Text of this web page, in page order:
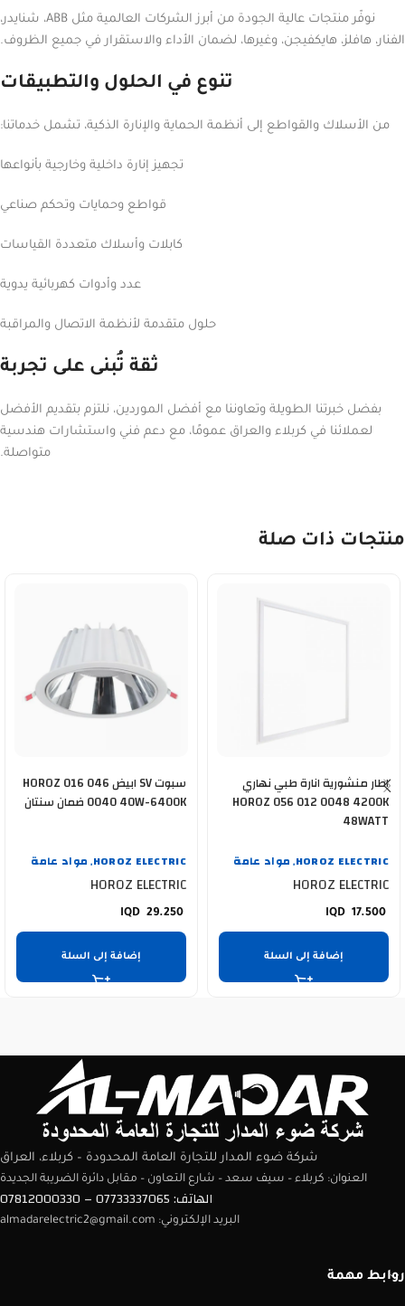
نوفّر منتجات عالية الجودة من أبرز الشركات العالمية مثل ABB، شنايدر،
الفنار، هافلز، هايكفيجن، وغيرها، لضمان الأداء والاستقرار في جميع الظروف.
تنوع في الحلول والتطبيقات
من الأسلاك والقواطع إلى أنظمة الحماية والإنارة الذكية، تشمل خدماتنا:
تجهيز إنارة داخلية وخارجية بأنواعها
قواطع وحمايات وتحكم صناعي
كابلات وأسلاك متعددة القياسات
عدد وأدوات كهربائية يدوية
حلول متقدمة لأنظمة الاتصال والمراقبة
ثقة تُبنى على تجربة
بفضل خبرتنا الطويلة وتعاوننا مع أفضل الموردين، نلتزم بتقديم الأفضل
لعملائنا في كربلاء والعراق عمومًا، مع دعم فني واستشارات هندسية
متواصلة.
منتجات ذات صلة
اطار منشورية انارة طبي نهاري
HOROZ 056 012 0048 4200K
48WATT
HOROZ ELECTRIC
, مواد عامة
HOROZ ELECTRIC
17.500
إضافة إلى السلة
سبوت SV ابيض HOROZ 016 046
0040 40W-6400K ضمان سنتان
HOROZ ELECTRIC
, مواد عامة
HOROZ ELECTRIC
29.250
إضافة إلى السلة
شركة ضوء المدار للتجارة العامة المحدودة – كربلاء، العراق
العنوان: كربلاء – سيف سعد – شارع التعاون – مقابل دائرة الضريبة الجديدة
الهاتف: 07733337065 – 07812000330
البريد الإلكتروني: almadarelectric2@gmail.com
روابط مهمة